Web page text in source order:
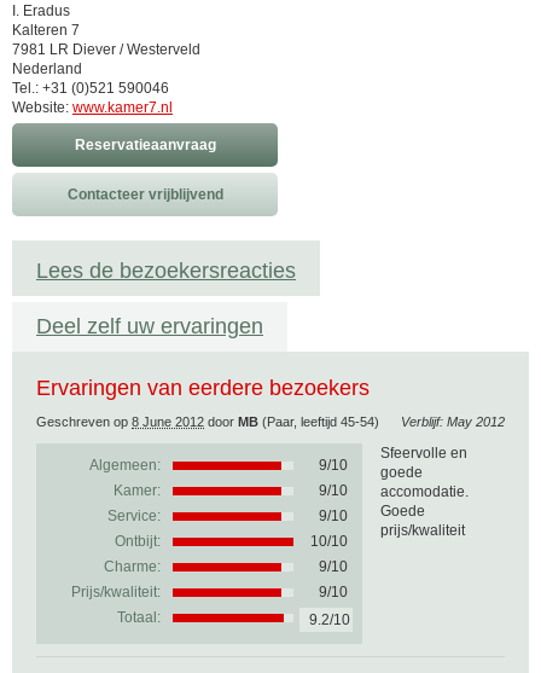
I. Eradus
Kalteren 7
7981 LR Diever / Westerveld
Nederland
Tel.: +31 (0)521 590046
Website: www.kamer7.nl
Reservatieaanvraag
Contacteer vrijblijvend
Lees de bezoekersreacties
Deel zelf uw ervaringen
Ervaringen van eerdere bezoekers
Verblijf: May 2012
Geschreven op 8 June 2012 door MB (Paar, leeftijd 45-54)
Algemeen: 9/10
Kamer:
9/10
Service:
9/10
Ontbijt:
10/10
Charme:
9/10
Prijs/kwaliteit:
9/10
Totaal:
9.2/10
Sfeervolle en
goede
accomodatie.
Goede
prijs/kwaliteit